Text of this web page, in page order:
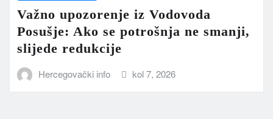
Važno upozorenje iz Vodovoda
Posušje: Ako se potrošnja ne smanji,
slijede redukcije
Hercegovački info kol 7, 2026